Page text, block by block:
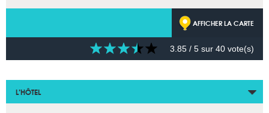
AFFICHER LA CARTE
3.85 / 5 sur 40 vote(s)
L’HÔTEL